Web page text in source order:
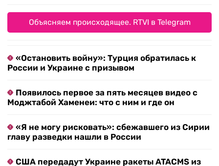
Объясняем происходящее. RTVI в Telegram
«Остановить войну»: Турция обратилась к
России и Украине с призывом
Появилось первое за пять месяцев видео с
Моджтабой Хаменеи: что с ним и где он
«Я не могу рисковать»: сбежавшего из Сирии
главу разведки нашли в России
США передадут Украине ракеты ATACMS из